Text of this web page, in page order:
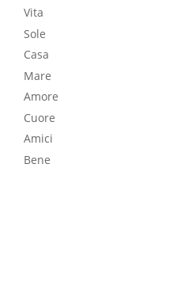
Vita
Sole
Casa
Mare
Amore
Cuore
Amici
Bene